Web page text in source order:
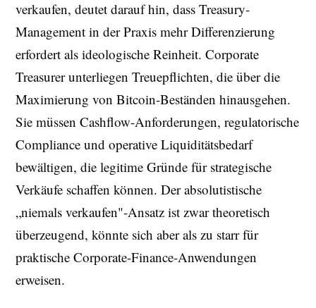
verkaufen, deutet darauf hin, dass Treasury-
Management in der Praxis mehr Differenzierung
erfordert als ideologische Reinheit. Corporate
Treasurer unterliegen Treuepflichten, die über die
Maximierung von Bitcoin-Beständen hinausgehen.
Sie müssen Cashflow-Anforderungen, regulatorische
Compliance und operative Liquiditätsbedarf
bewältigen, die legitime Gründe für strategische
Verkäufe schaffen können. Der absolutistische
„niemals verkaufen"-Ansatz ist zwar theoretisch
überzeugend, könnte sich aber als zu starr für
praktische Corporate-Finance-Anwendungen
erweisen.